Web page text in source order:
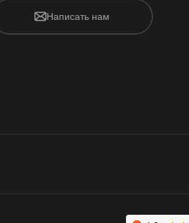
Написать нам